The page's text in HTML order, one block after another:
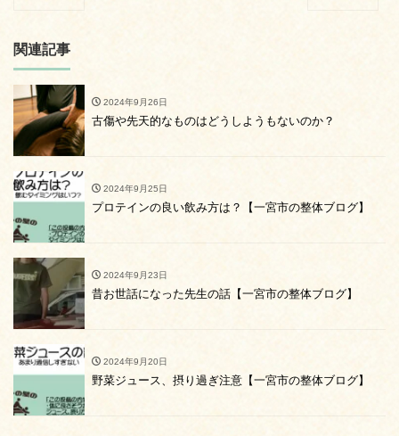
関連記事
2024年9月26日
古傷や先天的なものはどうしようもないのか？
2024年9月25日
プロテインの良い飲み方は？【一宮市の整体ブログ】
2024年9月23日
昔お世話になった先生の話【一宮市の整体ブログ】
2024年9月20日
野菜ジュース、摂り過ぎ注意【一宮市の整体ブログ】